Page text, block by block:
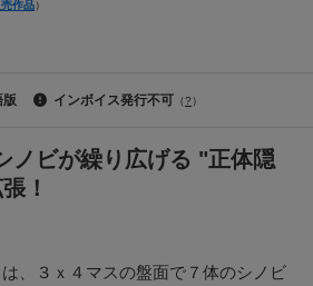
作品）
版 インボイス発行不可 （? ）
ノビが繰り広げる "正体隠
！
は、３ｘ４マスの盤面で７体のシノビ